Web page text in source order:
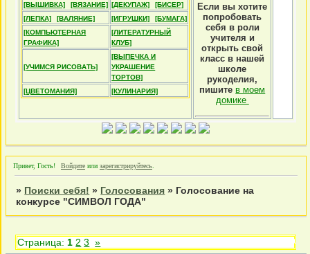
[ВЫШИВКА] [ВЯЗАНИЕ] [ДЕКУПАЖ]
[БИСЕР]
[ЛЕПКА]
[ВАЛЯНИЕ] [ИГРУШКИ]
[БУМАГА]
[КОМПЬЮТЕРНАЯ
ГРАФИКА]
[ЛИТЕРАТУРНЫЙ
КЛУБ]
[УЧИМСЯ РИСОВАТЬ]
[ВЫПЕЧКА И
УКРАШЕНИЕ
ТОРТОВ]
[ЦВЕТОМАНИЯ]
[КУЛИНАРИЯ]
Если вы хотите
попробовать
себя в роли
учителя и
открыть свой
класс в нашей
школе
рукоделия,
пишите в моем
домике
Привет, Гость! Войдите или зарегистрируйтесь
» Поиски себя! » Голосования » Голосование на
конкурсе "СИМВОЛ ГОДА"
Страница: 1 2 3 » Тема закрыта